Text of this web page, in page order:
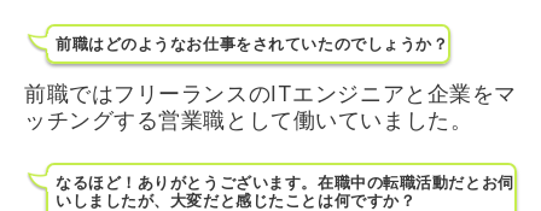
前職はどのようなお仕事をされていたのでしょうか？
前職ではフリーランスのITエンジニアと企業をマ
ッチングする営業職として働いていました。
なるほど！ありがとうございます。在職中の転職活動だとお伺
いしましたが、大変だと感じたことは何ですか？